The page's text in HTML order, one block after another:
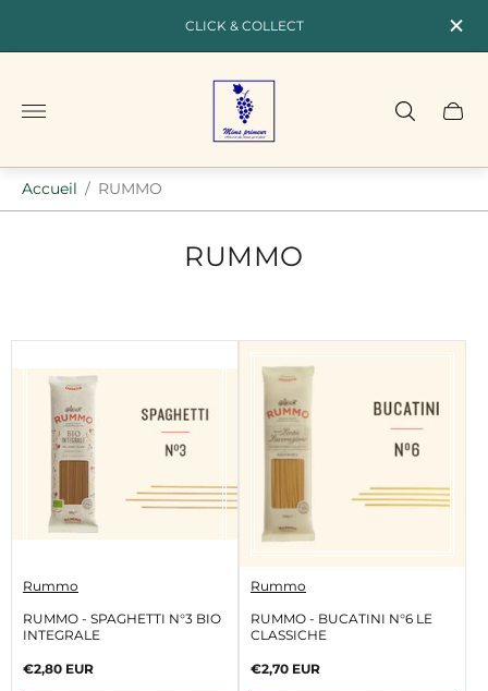
CLICK & COLLECT
Logo
du
magasin"
Accueil / RUMMO
RUMMO
RUMMO - SPAGHETTI N°3 BIO
INTEGRALE
V
n
d
u
Rummo
Prix
€2,80 EUR
RUMMO - BUCATINI N°6 LE
CLASSICHE
V
n
d
u
Rummo
Prix
€2,70 EUR